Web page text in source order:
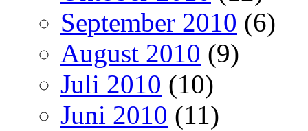
September 2010 (6)
August 2010 (9)
Juli 2010 (10)
Juni 2010 (11)